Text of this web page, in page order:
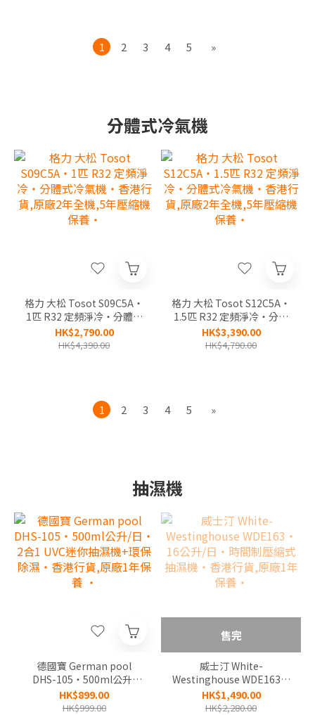
1 2 3 4 5 »
分體式冷氣機
格力 大松 Tosot S09C5A‧
1匹 R32 定頻淨冷‧分體式
冷氣機‧香港行貨,原廠2年
全機,5年壓縮機保養‧
HK$2,790.00
HK$4,390.00
格力 大松 Tosot S12C5A‧
1.5匹 R32 定頻淨冷‧分體
式冷氣機‧香港行貨,原廠2
年全機,5年壓縮機保養‧
HK$3,390.00
HK$4,790.00
1 2 3 4 5 »
抽濕機
德國寶 German pool
DHS-105‧500ml公升/
日‧2合1 UVC迷你抽濕機
+環保除濕‧香港行貨,原廠
HK$899.00
HK$999.00
售完
威士汀 White-
Westinghouse WDE163‧
16公升/日‧時間制壓縮式
抽濕機‧香港行貨,原廠1年
HK$1,490.00
HK$2,280.00